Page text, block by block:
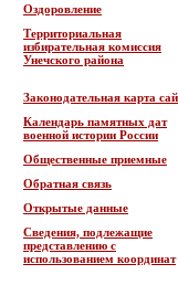
Оздоровление
Территориальная
избирательная комиссия
Унечского района
Законодательная карта
Календарь памятных дат
военной истории России
Общественные приемные
Обратная связь
Открытые данные
Сведения, подлежащие
представлению с
использованием координат